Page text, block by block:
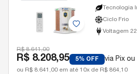
Tecnologia
Ciclo Frio
Voltagem
R$ 8.641,00
R$ 8.208,95 5% OFF via Pix
ou R$ 8.641,00 em até 10x de R$ 864,10